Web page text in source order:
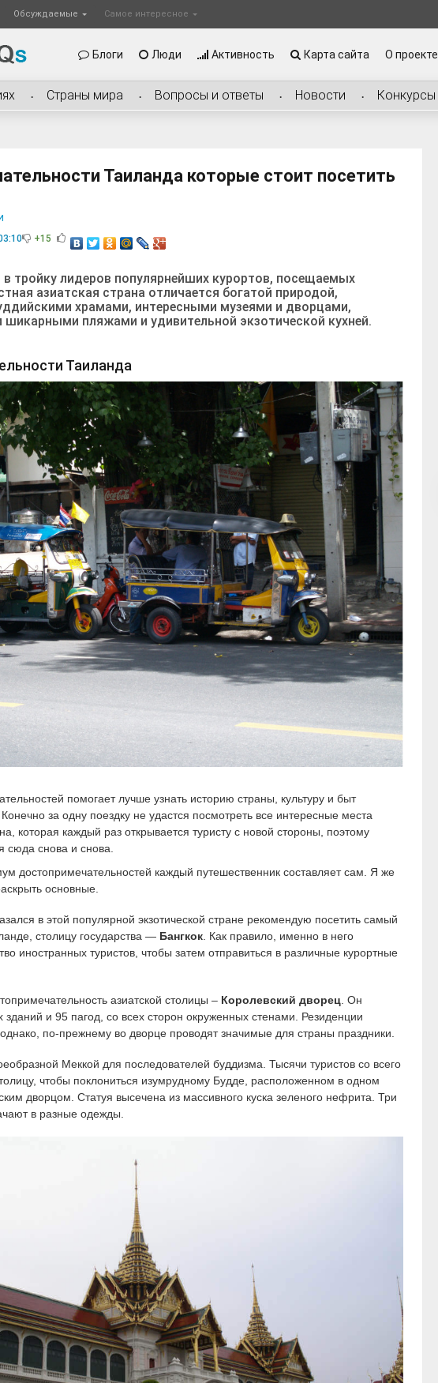
Обсуждаемые Самое интересное
Блоги Люди Активность Карта сайта О проекте
Страны мира Вопросы и ответы Новости Конкурсы
Таиланда которые стоит посетить
+15
тройку лидеров популярнейших курортов, посещаемых
азиатская страна отличается богатой природой,
храмами, интересными музеями и дворцами,
пляжами и удивительной экзотической кухней.
Таиланда
помогает лучше узнать историю страны, культуру и быт
за одну поездку не удастся посмотреть все интересные места
которая каждый раз открывается туристу с новой стороны, поэтому
сюда снова и снова.
достопримечательностей каждый путешественник составляет сам. Я же
основные.
в этой популярной экзотической стране рекомендую посетить самый
столицу государства — Бангкок. Как правило, именно в него
иностранных туристов, чтобы затем отправиться в различные курортные
азиатской столицы – Королевский дворец. Он
зданий и 95 пагод, со всех сторон окруженных стенами. Резиденции
однако, по-прежнему во дворце проводят значимые для страны праздники.
Меккой для последователей буддизма. Тысячи туристов со всего
чтобы поклониться изумрудному Будде, расположенном в одном
дворцом. Статуя высечена из массивного куска зеленого нефрита. Три
в разные одежды.